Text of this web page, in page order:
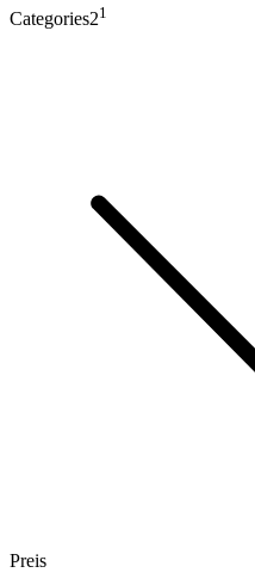
Categories21
Preis